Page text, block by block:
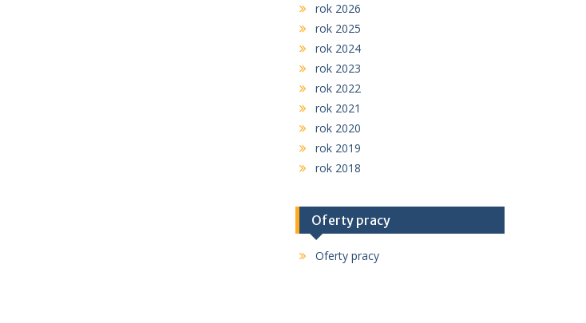
rok 2026
rok 2025
rok 2024
rok 2023
rok 2022
rok 2021
rok 2020
rok 2019
rok 2018
Oferty pracy
Oferty pracy